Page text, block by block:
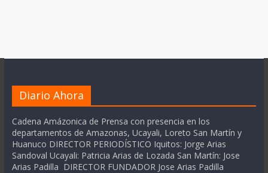
Diario Ahora
Cadena Amázonica de Prensa con presencia en los
departamentos de Amazonas, Ucayali, Loreto San Martín y
Huanuco DIRECTOR PERIODÍSTICO Iquitos: Jorge Arias
Sandoval Ucayali: Patricia Arias de Lozada San Martín: Jose
Arias Padilla DIRECTOR FUNDADOR Jose Arias Padilla